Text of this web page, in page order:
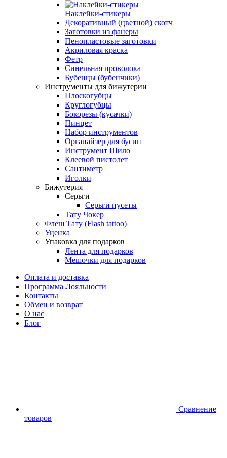
Наклейки-стикеры
Декоративный (цветной) скотч
Заготовки из фанеры
Пенопластовые заготовки
Акриловая краска
Фетр
Синельная проволока
Бубенцы (бубенчики)
Инструменты для бижутерии
Плоскогубцы
Круглогубцы
Бокорезы (кусачки)
Пинцет
Набор инструментов
Органайзер для бусин
Инструмент Шило
Клеевой пистолет
Сантиметр
Иголки
Бижутерия
Серьги
Серьги пусеты
Тату Чокер
Флеш Тату (Flash tattoo)
Уценка
Упаковка для подарков
Лента для подарков
Мешочки для подарков
Оплата и доставка
Программа Лояльности
Контакты
Обмен и возврат
О нас
Блог
Сравнение
товаров